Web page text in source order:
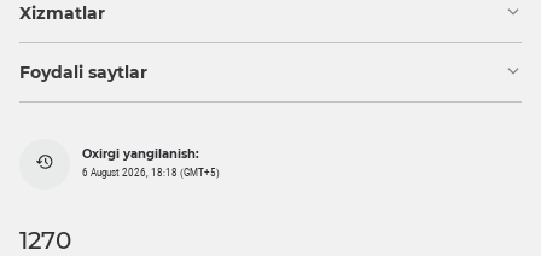
Xizmatlar
Foydali saytlar
Oxirgi yangilanish:
6 August 2026, 18:18 (GMT+5)
1270